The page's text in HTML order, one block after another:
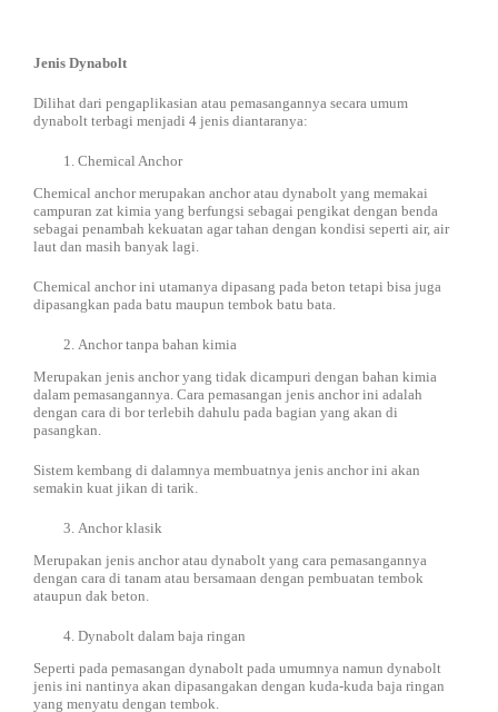
Jenis Dynabolt
Dilihat dari pengaplikasian atau pemasangannya secara umum
dynabolt terbagi menjadi 4 jenis diantaranya:
Chemical Anchor
Chemical anchor merupakan anchor atau dynabolt yang memakai
campuran zat kimia yang berfungsi sebagai pengikat dengan benda
sebagai penambah kekuatan agar tahan dengan kondisi seperti air, air
laut dan masih banyak lagi.
Chemical anchor ini utamanya dipasang pada beton tetapi bisa juga
dipasangkan pada batu maupun tembok batu bata.
Anchor tanpa bahan kimia
Merupakan jenis anchor yang tidak dicampuri dengan bahan kimia
dalam pemasangannya. Cara pemasangan jenis anchor ini adalah
dengan cara di bor terlebih dahulu pada bagian yang akan di
pasangkan.
Sistem kembang di dalamnya membuatnya jenis anchor ini akan
semakin kuat jikan di tarik.
Anchor klasik
Merupakan jenis anchor atau dynabolt yang cara pemasangannya
dengan cara di tanam atau bersamaan dengan pembuatan tembok
ataupun dak beton.
Dynabolt dalam baja ringan
Seperti pada pemasangan dynabolt pada umumnya namun dynabolt
jenis ini nantinya akan dipasangakan dengan kuda-kuda baja ringan
yang menyatu dengan tembok.